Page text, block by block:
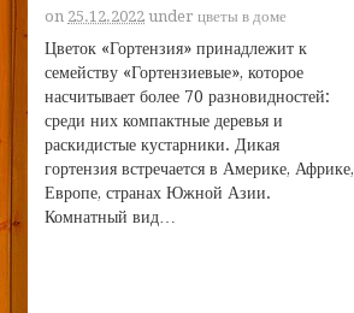
on 25.12.2022 underцветы в доме
Цветок «Гортензия» принадлежит к
семейству «Гортензиевые», которое
насчитывает более 70 разновидностей:
среди них компактные деревья и
раскидистые кустарники. Дикая
гортензия встречается в Америке, Африке,
Европе, странах Южной Азии.
Комнатный вид…